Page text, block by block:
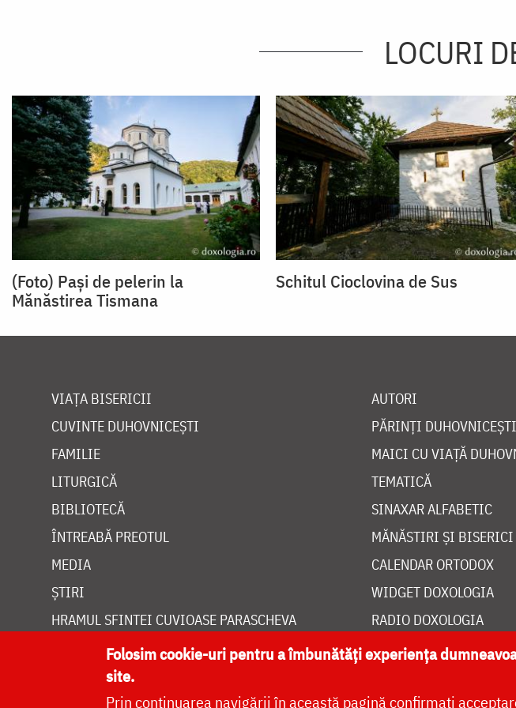
LOCURI
(Foto) Pași de pelerin la
Mănăstirea Tismana
Schitul Cioclovina de Sus
VIAȚA BISERICII
CUVINTE DUHOVNICEȘTI
FAMILIE
LITURGICĂ
BIBLIOTECĂ
ÎNTREABĂ PREOTUL
MEDIA
ȘTIRI
HRAMUL SFINTEI CUVIOASE PARASCHEVA
AUTORI
PĂRINȚI DUHOVNICEȘTI
MAICI CU VIAȚĂ
TEMATICĂ
SINAXAR ALFABETIC
MĂNĂSTIRI ȘI BISERICI
CALENDAR ORTODOX
WIDGET DOXOLOGIA
RADIO DOXOLOGIA
Folosim cookie-uri pentru a îmbunătăți experiența
site.
Prin continuarea navigării în această pagină confirmați